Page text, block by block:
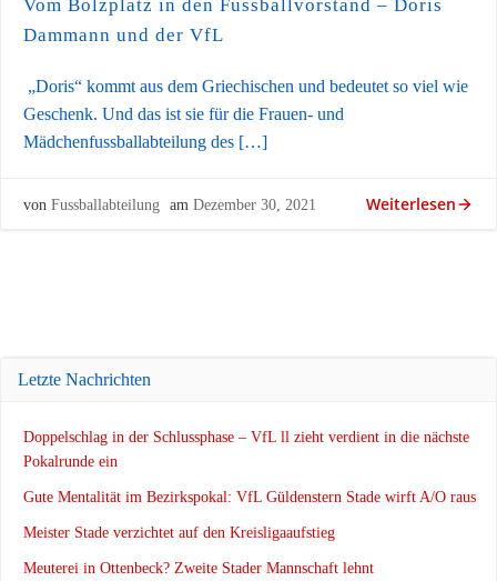
Vom Bolzplatz in den Fussballvorstand – Doris
Dammann und der VfL
„Doris“ kommt aus dem Griechischen und bedeutet so viel wie
Geschenk. Und das ist sie für die Frauen- und
Mädchenfussballabteilung des […]
von Fussballabteilung am Dezember 30, 2021 Weiterlesen
Letzte Nachrichten
Doppelschlag in der Schlussphase – VfL ll zieht verdient in die nächste
Pokalrunde ein
Gute Mentalität im Bezirkspokal: VfL Güldenstern Stade wirft A/O raus
Meister Stade verzichtet auf den Kreisligaaufstieg
Meuterei in Ottenbeck? Zweite Stader Mannschaft lehnt